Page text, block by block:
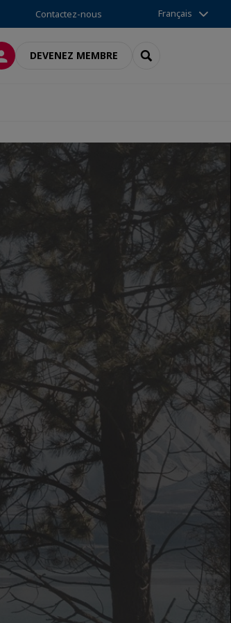
Contactez-nous Français
CONNEXIONDEVENEZ MEMBRE RECHERCHER